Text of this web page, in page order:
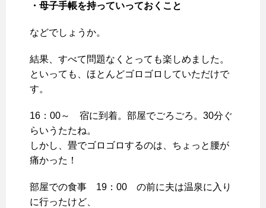
・母子手帳を持っていっておくこと
などでしょうか。
結果、すべて問題なくとっても楽しめました。
といっても、ほとんどゴロゴロしていただけで
す。
16：00～ 宿に到着。部屋でごろごろ。30分ぐ
らいうたたね。
しかし、畳でゴロゴロするのは、ちょっと腰が
痛かった！
部屋での食事 19：00 の前に夫は温泉に入り
に行ったけど、